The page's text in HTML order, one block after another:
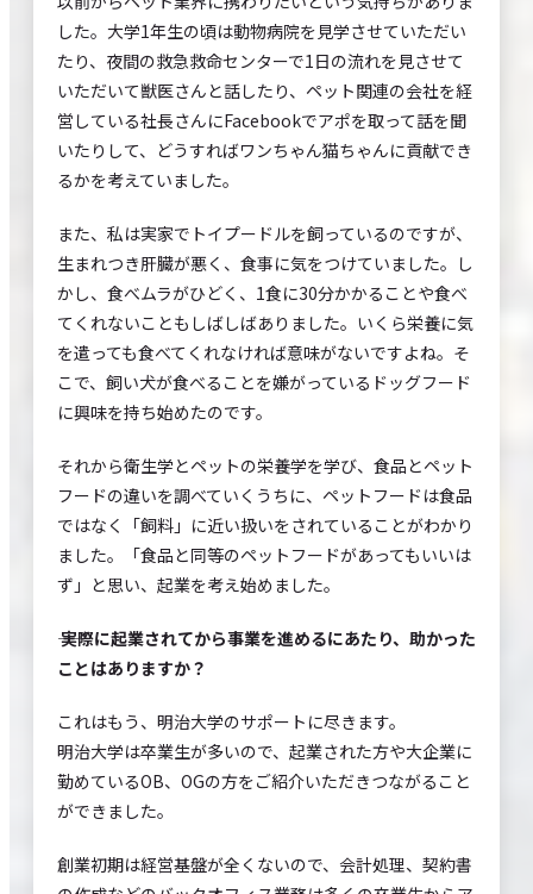
した。大学1年生の頃は動物病院を見学させていただい
たり、夜間の救急救命センターで1日の流れを見させて
いただいて獣医さんと話したり、ペット関連の会社を経
営している社長さんにFacebookでアポを取って話を聞
いたりして、どうすればワンちゃん猫ちゃんに貢献でき
るかを考えていました。
また、私は実家でトイプードルを飼っているのですが、
生まれつき肝臓が悪く、食事に気をつけていました。し
かし、食べムラがひどく、1食に30分かかることや食べ
てくれないこともしばしばありました。いくら栄養に気
を遣っても食べてくれなければ意味がないですよね。そ
こで、飼い犬が食べることを嫌がっているドッグフード
に興味を持ち始めたのです。
それから衛生学とペットの栄養学を学び、食品とペット
フードの違いを調べていくうちに、ペットフードは食品
ではなく「飼料」に近い扱いをされていることがわかり
ました。「食品と同等のペットフードがあってもいいは
ず」と思い、起業を考え始めました。
―― 実際に起業されてから事業を進めるにあたり、助かった
ことはありますか？
これはもう、明治大学のサポートに尽きます。
明治大学は卒業生が多いので、起業された方や大企業に
勤めているOB、OGの方をご紹介いただきつながること
ができました。
創業初期は経営基盤が全くないので、会計処理、契約書